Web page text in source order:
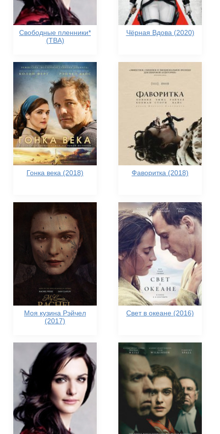
Свободные пленники*
(TBA)
Чёрная Вдова (2020)
Гонка века (2018) Фаворитка (2018)
Моя кузина Рэйчел
(2017)
Свет в океане (2016)